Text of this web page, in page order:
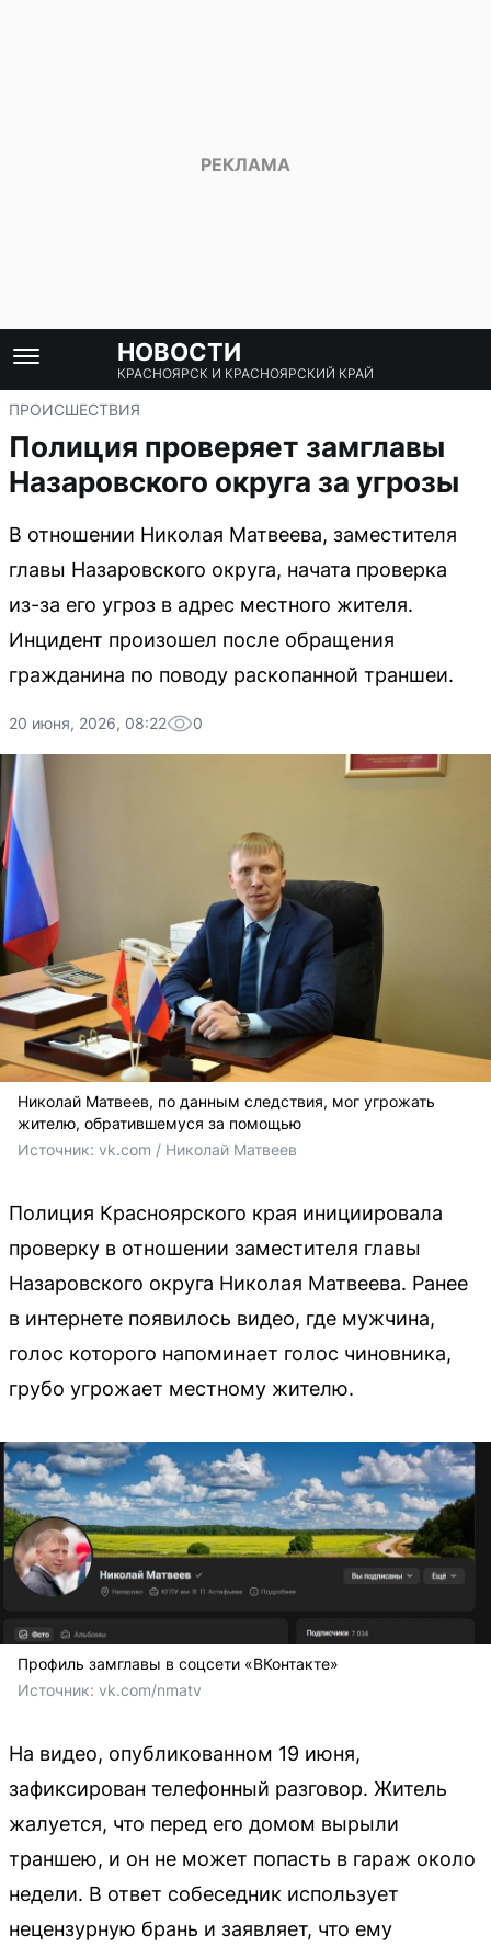
НОВОСТИ
КРАСНОЯРСК И КРАСНОЯРСКИЙ КРАЙ
ПРОИСШЕСТВИЯ
Полиция проверяет замглавы
Назаровского округа за угрозы
В отношении Николая Матвеева, заместителя
главы Назаровского округа, начата проверка
из-за его угроз в адрес местного жителя.
Инцидент произошел после обращения
гражданина по поводу раскопанной траншеи.
20 июня, 2026, 08:22 0
Николай Матвеев, по данным следствия, мог угрожать
жителю, обратившемуся за помощью
Источник: vk.com / Николай Матвеев
Полиция Красноярского края инициировала
проверку в отношении заместителя главы
Назаровского округа Николая Матвеева. Ранее
в интернете появилось видео, где мужчина,
голос которого напоминает голос чиновника,
грубо угрожает местному жителю.
Профиль замглавы в соцсети «ВКонтакте»
Источник: vk.com/nmatv
На видео, опубликованном 19 июня,
зафиксирован телефонный разговор. Житель
жалуется, что перед его домом вырыли
траншею, и он не может попасть в гараж около
недели. В ответ собеседник использует
нецензурную брань и заявляет, что ему